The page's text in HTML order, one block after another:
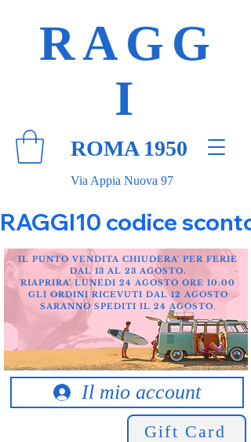
Via Appia Nuova 97
RAGG
I
ROMA 1950
RAGGI10 codice
Il mio account
Gift Card
IL PUNTO VENDITA CHIUDERA' PER FERIE
DAL 13 AL 23 AGOSTO.
RIAPRIRA' LUNEDI 24 AGOSTO ORE 10:00
GLI ORDINI RICEVUTI DAL 12 AGOSTO
SARANNO SPEDITI IL 24 AGOSTO.